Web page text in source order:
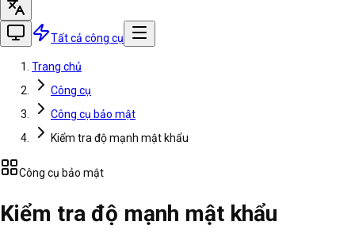
Tất cả công cụ
Trang chủ
Công cụ
Công cụ bảo mật
Kiểm tra độ mạnh mật khẩu
Công cụ bảo mật
Kiểm tra độ mạnh mật khẩu